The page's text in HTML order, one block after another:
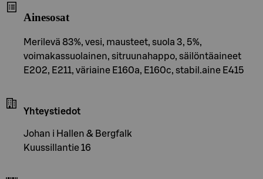
Ainesosat
Merilevä 83%, vesi, mausteet, suola 3, 5%,
voimakassuolainen, sitruunahappo, säilöntäaineet
E202, E211, väriaine E160a, E160c, stabil.aine E415
Yhteystiedot
Johan i Hallen & Bergfalk
Kuussillantie 16